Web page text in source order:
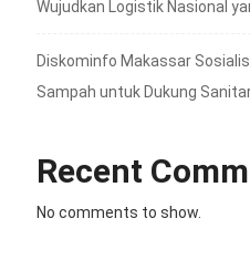
Wujudkan Logistik Nasional
Diskominfo Makassar
Sampah untuk Dukung
Recent
No comments to show.